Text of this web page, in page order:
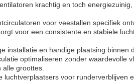
krachtig en toch
voor veestallen specifiek
voor een consistente en stabiele
installatie en handige plaatsing binnen
optimaliseren zonder waardevolle
groottes.
luchtverplaatsers voor runderverblijven